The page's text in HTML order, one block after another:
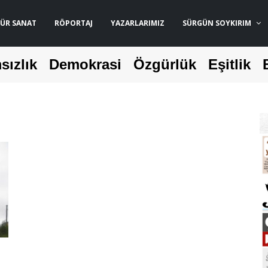
SANAT RÖPORTAJ YAZARLARIMIZ SÜRGÜN SOYKIRIM
Demokrasi Özgürlük Eşitlik